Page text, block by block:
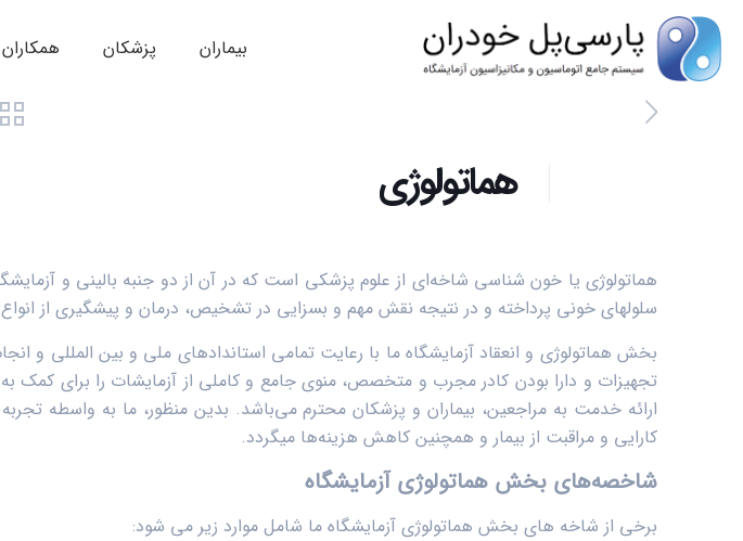
بیماران پزشکان همکاران
هماتولوژی
هماتولوژی یا خون شناسی شاخه‌ای از علوم پزشکی است که در آن از دو جنبه بالینی و
سلول­های خونی پرداخته و در نتیجه نقش مهم و بسزایی در تشخیص، درمان و پیشگیری از
بخش هماتولوژی و انعقاد آزمایشگاه ما با رعایت تمامی استاندادهای ملی و بین المللی و
تجهیزات و دارا بودن کادر مجرب و متخصص، منوی جامع و کاملی از آزمایشات را برای
ارائه خدمت به مراجعین، بیماران و پزشکان محترم می‌باشد. بدین منظور، ما به واسطه
کارایی و مراقبت از بیمار و همچنین کاهش هزینه‌ها می­گردد.
شاخصه‌های بخش هماتولوژی آزمایشگاه
برخی از شاخه های بخش هماتولوژی آزمایشگاه ما شامل موارد زیر می شود: